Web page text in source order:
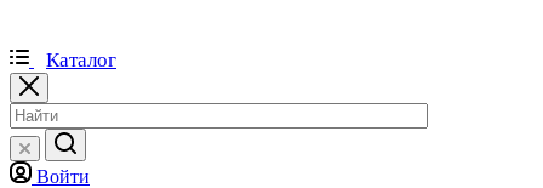
Каталог
Войти